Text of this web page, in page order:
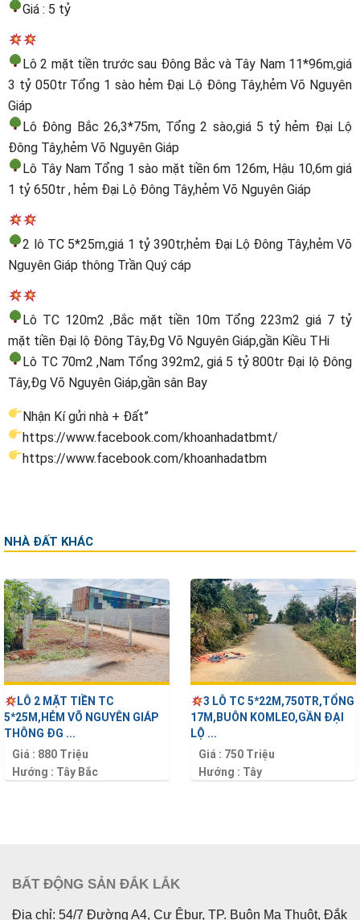
Giá : 5 tỷ
Lô 2 mặt tiền trước sau Đông Bắc và Tây Nam 11*96m,giá
3 tỷ 050tr Tổng 1 sào hẻm Đại Lộ Đông Tây,hẻm Võ Nguyên
Giáp
Lô Đông Bắc 26,3*75m, Tổng 2 sào,giá 5 tỷ hẻm Đại Lộ
Đông Tây,hẻm Võ Nguyên Giáp
Lô Tây Nam Tổng 1 sào mặt tiền 6m 126m, Hậu 10,6m giá
1 tỷ 650tr , hẻm Đại Lộ Đông Tây,hẻm Võ Nguyên Giáp
2 lô TC 5*25m,giá 1 tỷ 390tr,hẻm Đại Lộ Đông Tây,hẻm Võ
Nguyên Giáp thông Trần Quý cáp
Lô TC 120m2 ,Bắc mặt tiền 10m Tổng 223m2 giá 7 tỷ
mặt tiền Đại lộ Đông Tây,Đg Võ Nguyên Giáp,gần Kiều THi
Lô TC 70m2 ,Nam Tổng 392m2, giá 5 tỷ 800tr Đại lộ Đông
Tây,Đg Võ Nguyên Giáp,gần sân Bay
Nhận Kí gửi nhà + Đất”
https://www.facebook.com/khoanhadatbmt/
https://www.facebook.com/khoanhadatbm
NHÀ ĐẤT KHÁC
3 LÔ TC 5*22M,750TR,TỔNG
17M,BUÔN KOMLEO,GẦN ĐẠI
LỘ ...
Giá : 750 Triệu
Hướng : Tây
LÔ 2 MẶT TIỀN TC
5*25M,HẺM VÕ NGUYÊN GIÁP
THÔNG ĐG ...
Giá : 880 Triệu
Hướng : Tây Bắc
BẤT ĐỘNG SẢN ĐẮK LẮK
Địa chỉ: 54/7 Đường A4, Cư Êbur, TP. Buôn Ma Thuột, Đắk